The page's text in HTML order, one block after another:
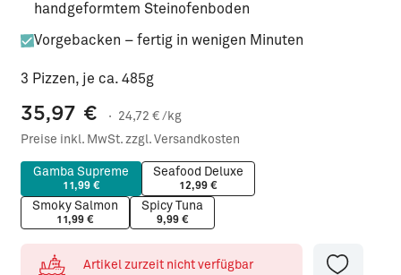
handgeformtem Steinofenboden
Vorgebacken – fertig in wenigen Minuten
3 Pizzen, je ca. 485g
35,97 € · 24,72 € /kg
Preise inkl. MwSt. zzgl. Versandkosten
Gamba Supreme
11,99 €
(Diese Option ist zurzeit nicht verfügbar.)
Seafood Deluxe
12,99 €(Diese Option ist zurzeit nicht
Smoky Salmon
11,99 €(Diese Option ist zurzeit nicht verfügbar.)
Spicy Tuna
9,99 €(Diese Option ist zurzeit nicht verfügbar.)
Artikel zurzeit nicht verfügbar